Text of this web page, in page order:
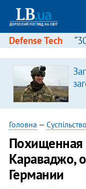
Defense Tech
Головна — Суспільство
Похищенная
Караваджо,
Германии